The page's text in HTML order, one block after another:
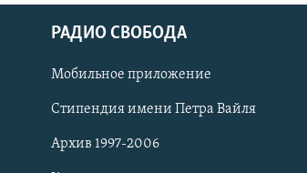
СОЦИАЛЬНЫЕ СЕТИ
РАДИО СВОБОДА
Мобильное приложение
Стипендия имени Петра Вайля
Архив 1997-2006